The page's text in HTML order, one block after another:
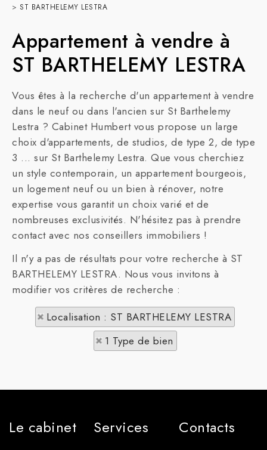
> ST BARTHELEMY LESTRA
Appartement à vendre à
ST BARTHELEMY LESTRA
Vous êtes à la recherche d'un appartement à vendre
dans le neuf ou dans l'ancien sur St Barthelemy
Lestra ? Cabinet Humbert vous propose un large
choix d'appartements, de studios, de type 2, de type
3 ... sur St Barthelemy Lestra. Que vous cherchiez
un style contemporain, un appartement bourgeois,
un logement neuf ou un bien à rénover, notre
expertise vous garantit un choix varié et de
nombreuses exclusivités. N'hésitez pas à prendre
contact avec nos conseillers immobiliers !
Il n'y a pas de résultats pour votre recherche à ST
BARTHELEMY LESTRA. Nous vous invitons à
modifier vos critères de recherche :
Localisation : ST BARTHELEMY LESTRA
1 Type de bien
Le cabinet Services Contacts